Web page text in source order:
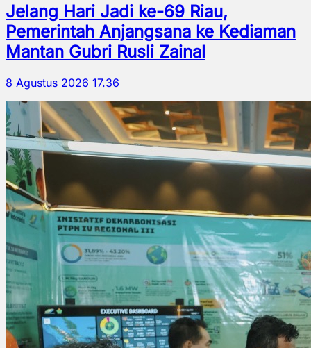
Jelang Hari Jadi ke-69 Riau,
Pemerintah Anjangsana ke Kediaman
Mantan Gubri Rusli Zainal
8 Agustus 2026 17.36